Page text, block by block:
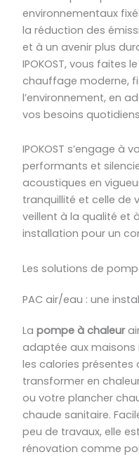
environnementaux
la réduction des
et à un avenir plus
IPOKOST, vous faites
chauffage moderne,
l’environnement, en
vos besoins
IPOKOST s’engage à
performants et
acoustiques en
tranquillité et celle de
veillent à la qualité et
installation pour un
Les solutions de
PAC air/eau : une
La pompe à chaleur
adaptée aux maisons
les calories présentes
transformer en
ou votre plancher
chaude sanitaire.
peu de travaux, elle
rénovation comme